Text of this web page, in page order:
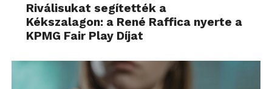
Riválisukat segítették a
Kékszalagon: a René Raffica nyerte a
KPMG Fair Play Díjat